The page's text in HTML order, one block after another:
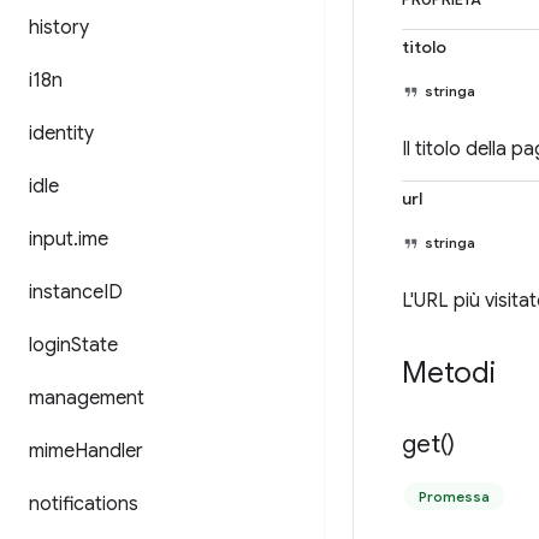
history
i18n
identity
idle
input.ime
instanceID
loginState
management
mimeHandler
notifications
titolo
stringa
Il titolo della
url
stringa
L'URL più
Metodi
get()
Promessa